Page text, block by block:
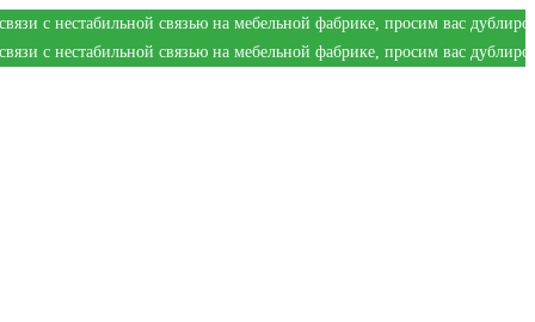
связью на мебельной фабрике, просим вас дублировать заказ
связью на мебельной фабрике, просим вас дублировать заказ